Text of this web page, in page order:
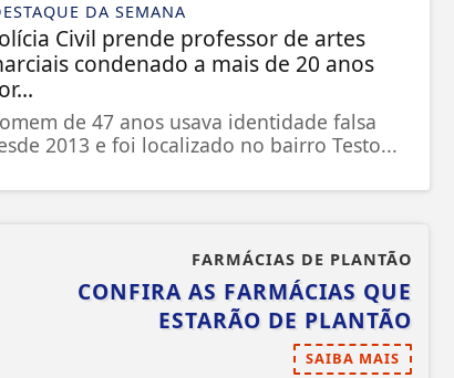
DA SEMANA
Civil prende professor de artes
condenado a mais de 20 anos
de 47 anos usava identidade falsa
2013 e foi localizado no bairro Testo...
FARMÁCIAS DE PLANTÃO
CONFIRA AS FARMÁCIAS QUE
ESTARÃO DE PLANTÃO
SAIBA MAIS